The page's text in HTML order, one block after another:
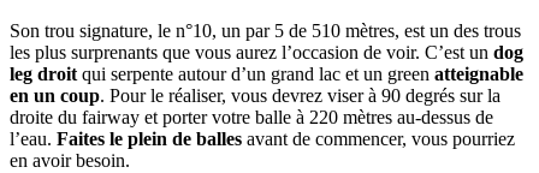
Son trou signature, le n°10, un par 5 de 510 mètres, est un des trous
les plus surprenants que vous aurez l’occasion de voir. C’est un dog
leg droit qui serpente autour d’un grand lac et un green atteignable
en un coup. Pour le réaliser, vous devrez viser à 90 degrés sur la
droite du fairway et porter votre balle à 220 mètres au-dessus de
l’eau. Faites le plein de balles avant de commencer, vous pourriez
en avoir besoin.